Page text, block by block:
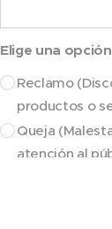
Elige una opción
Reclamo
productos o
Queja
atención al